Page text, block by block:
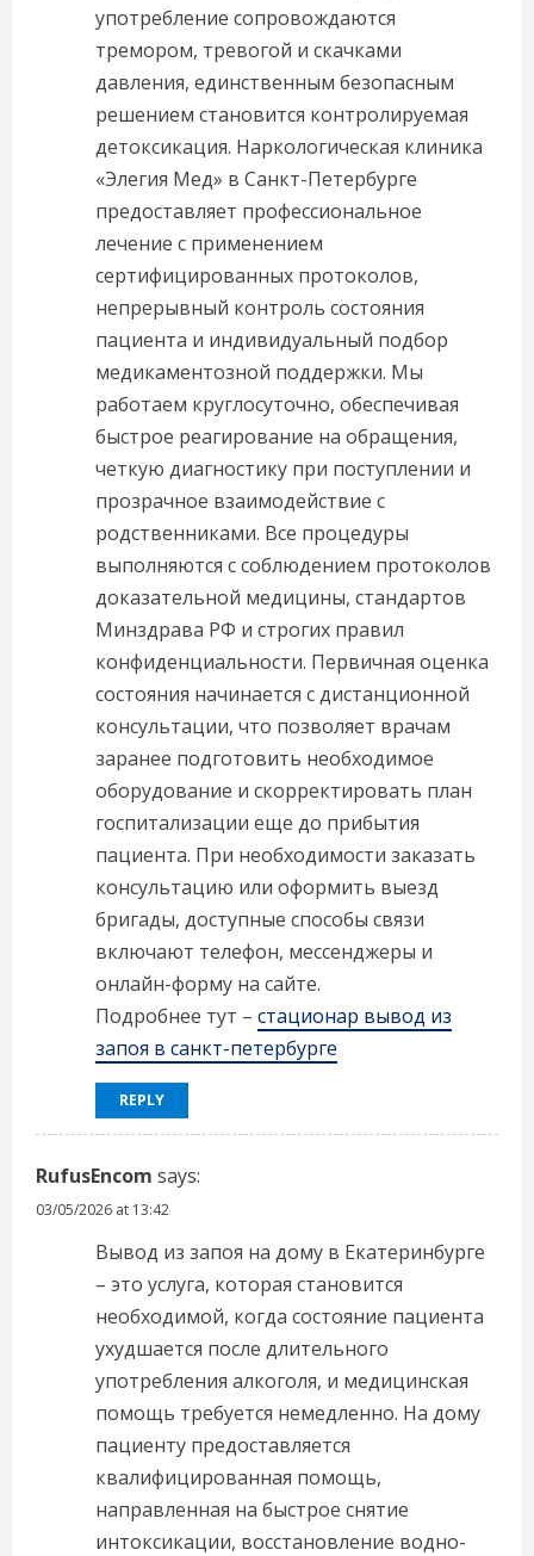
употребление сопровождаются
тремором, тревогой и скачками
давления, единственным безопасным
решением становится контролируемая
детоксикация. Наркологическая клиника
«Элегия Мед» в Санкт-Петербурге
предоставляет профессиональное
лечение с применением
сертифицированных протоколов,
непрерывный контроль состояния
пациента и индивидуальный подбор
медикаментозной поддержки. Мы
работаем круглосуточно, обеспечивая
быстрое реагирование на обращения,
четкую диагностику при поступлении и
прозрачное взаимодействие с
родственниками. Все процедуры
выполняются с соблюдением протоколов
доказательной медицины, стандартов
Минздрава РФ и строгих правил
конфиденциальности. Первичная оценка
состояния начинается с дистанционной
консультации, что позволяет врачам
заранее подготовить необходимое
оборудование и скорректировать план
госпитализации еще до прибытия
пациента. При необходимости заказать
консультацию или оформить выезд
бригады, доступные способы связи
включают телефон, мессенджеры и
онлайн-форму на сайте.
Подробнее тут – стационар вывод из
запоя в санкт-петербурге
REPLY
RufusEncom says:
03/05/2026 at 13:42
Вывод из запоя на дому в Екатеринбурге
– это услуга, которая становится
необходимой, когда состояние пациента
ухудшается после длительного
употребления алкоголя, и медицинская
помощь требуется немедленно. На дому
пациенту предоставляется
квалифицированная помощь,
направленная на быстрое снятие
интоксикации, восстановление водно-